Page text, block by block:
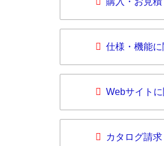
仕様・機能
Webサイト
カタログ請求